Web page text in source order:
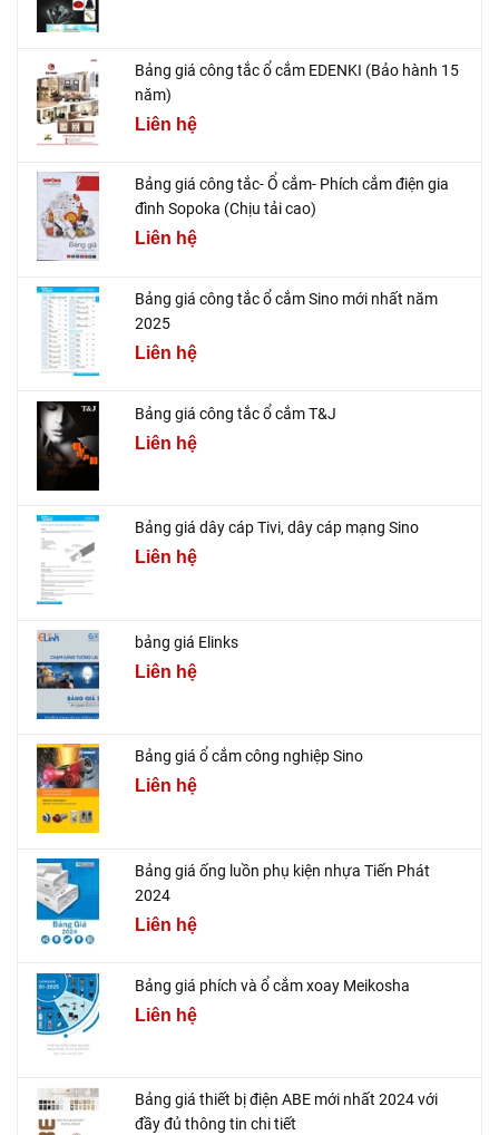
Bảng giá công tắc ổ cắm EDENKI (Bảo hành 15
năm)
Liên hệ
Bảng giá công tắc- Ổ cắm- Phích cắm điện gia
đình Sopoka (Chịu tải cao)
Liên hệ
Bảng giá công tắc ổ cắm Sino mới nhất năm
2025
Liên hệ
Bảng giá công tắc ổ cắm T&J
Liên hệ
Bảng giá dây cáp Tivi, dây cáp mạng Sino
Liên hệ
bảng giá Elinks
Liên hệ
Bảng giá ổ cắm công nghiệp Sino
Liên hệ
Bảng giá ống luồn phụ kiện nhựa Tiến Phát
2024
Liên hệ
Bảng giá phích và ổ cắm xoay Meikosha
Liên hệ
Bảng giá thiết bị điện ABE mới nhất 2024 với
đầy đủ thông tin chi tiết